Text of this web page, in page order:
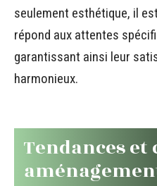
seulement esthétique, il
répond aux attentes
garantissant ainsi leur
harmonieux.
Tendances et